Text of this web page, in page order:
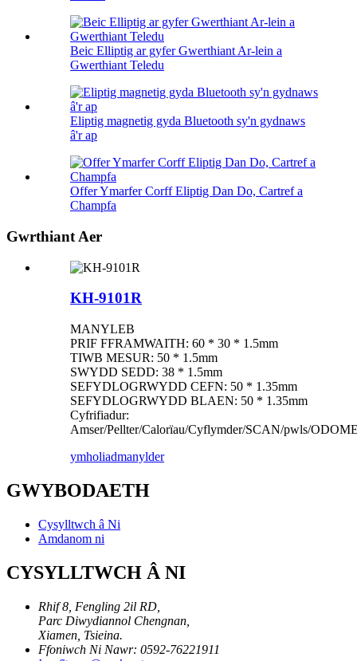
Beic Elliptig ar gyfer Gwerthiant Ar-lein a
Gwerthiant Teledu
Eliptig magnetig gyda Bluetooth sy'n gydnaws
â'r ap
Offer Ymarfer Corff Eliptig Dan Do, Cartref a
Champfa
Gwrthiant Aer
KH-9101R
MANYLEB
PRIF FFRAMWAITH: 60 * 30 * 1.5mm
TIWB MESUR: 50 * 1.5mm
SWYDD SEDD: 38 * 1.5mm
SEFYDLOGRWYDD CEFN: 50 * 1.35mm
SEFYDLOGRWYDD BLAEN: 50 * 1.35mm
Cyfrifiadur:
Amser/Pellter/Calorïau/Cyflymder/SCAN/pwls/
ymholiadmanylder
GWYBODAETH
Cysylltwch â Ni
Amdanom ni
CYSYLLTWCH Â NI
Rhif 8, Fengling 2il RD,
Parc Diwydiannol Chengnan,
Xiamen, Tsieina.
Ffoniwch Ni Nawr: 0592-76221911